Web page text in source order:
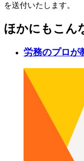
を送付いたします。
ほかにもこん
労務のプロが